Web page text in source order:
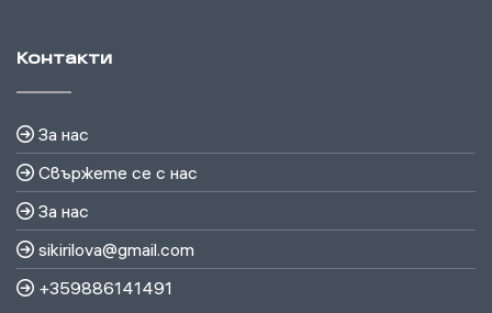
Контакти
За нас
Свържете се с нас
За нас
sikirilova@gmail.com
+359886141491